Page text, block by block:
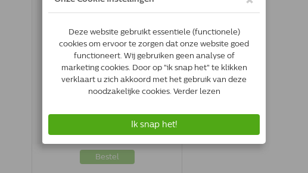
Bolfo Gold Hond 400 | 25-40 Kg | 4
Pipetten
€31.07*
Bestel